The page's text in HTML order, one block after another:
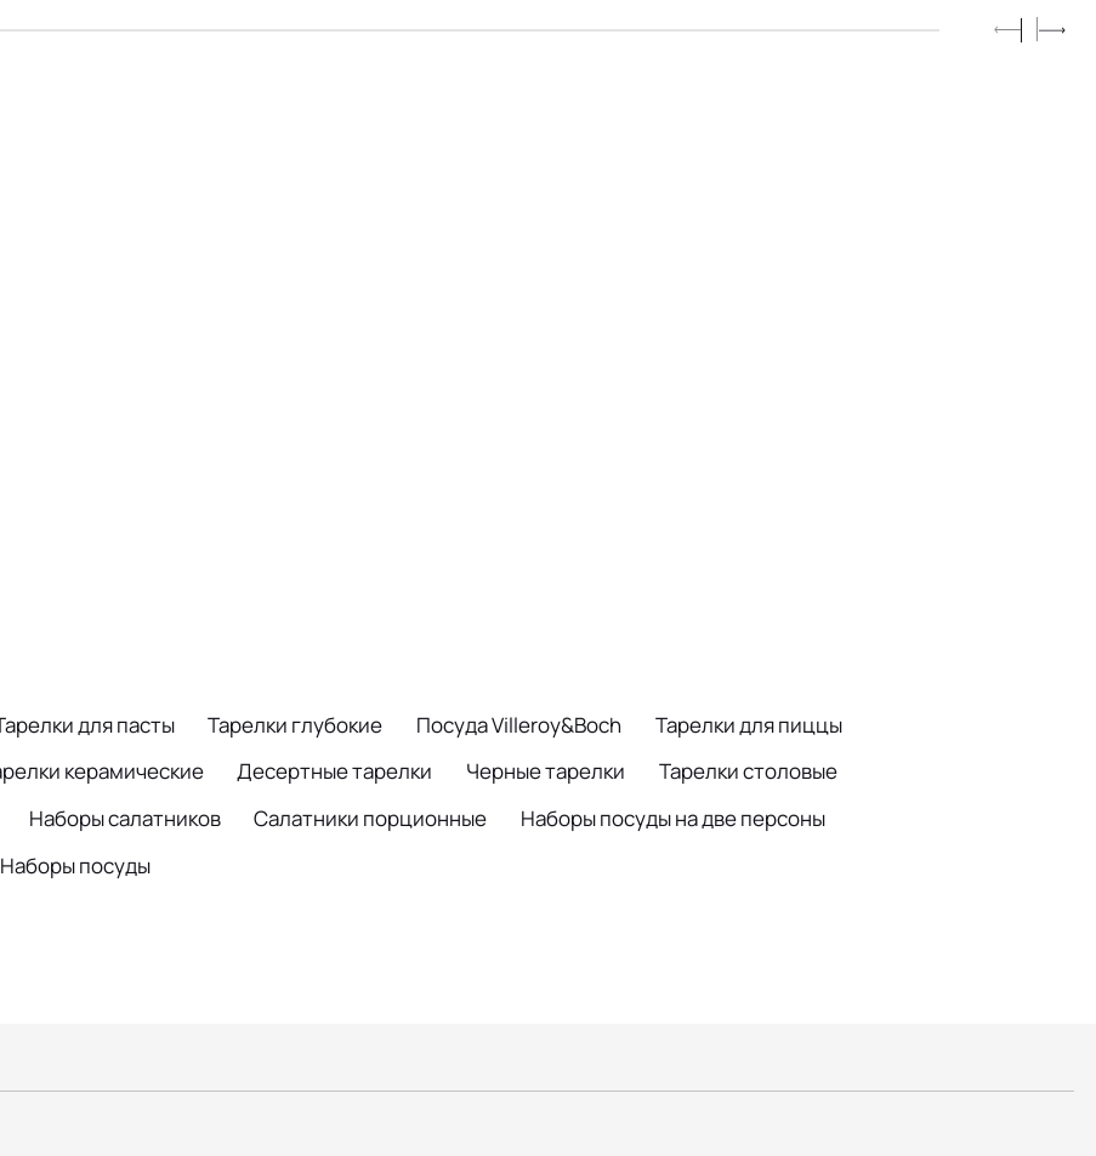
для пасты Тарелки глубокие Посуда Villeroy&Boch
Тарелки для пиццы
керамические Десертные тарелки Черные тарелки
Тарелки столовые
Наборы салатников Салатники порционные
Наборы посуды на две персоны
Наборы посуды